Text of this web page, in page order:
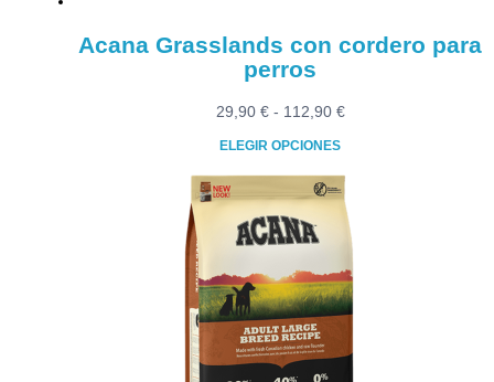
Acana Grasslands con cordero para
perros
29,90 € - 112,90 €Rango
desde
29,90 €
hasta
ELEGIR OPCIONES
Este
producto
tiene
variantes.
Las
opciones
se
pueden